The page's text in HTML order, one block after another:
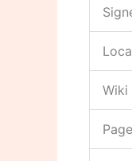
Wiki